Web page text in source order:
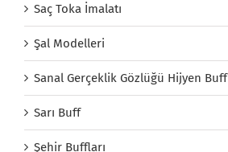
Saç Toka İmalatı
Şal Modelleri
Sanal Gerçeklik Gözlüğü Hijyen Buff
Sarı Buff
Şehir Buffları